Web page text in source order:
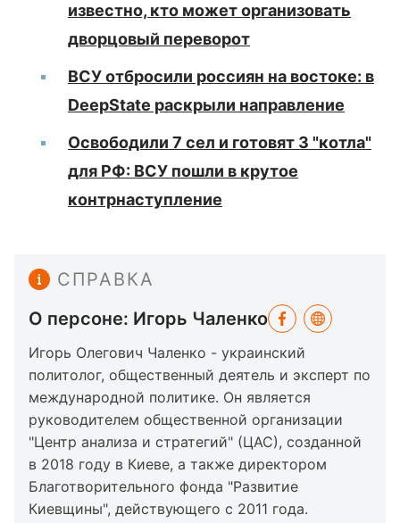
известно, кто может организовать
дворцовый переворот
ВСУ отбросили россиян на востоке: в
DeepState раскрыли направление
Освободили 7 сел и готовят 3 "котла"
для РФ: ВСУ пошли в крутое
контрнаступление
СПРАВКА
О персоне: Игорь Чаленко
Игорь Олегович Чаленко - украинский
политолог, общественный деятель и эксперт по
международной политике. Он является
руководителем общественной организации
"Центр анализа и стратегий" (ЦАС), созданной
в 2018 году в Киеве, а также директором
Благотворительного фонда "Развитие
Киевщины", действующего с 2011 года.